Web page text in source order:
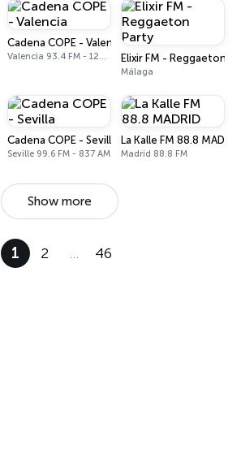
Cadena COPE - Valencia
Valencia 93.4 FM - 1296 AM Elixir FM - Reggaeton
Málaga
Cadena COPE - Sevilla
Seville 99.6 FM - 837 AM
La Kalle FM 88.8 MADRID
Madrid 88.8 FM
Show more
1 2 … 46